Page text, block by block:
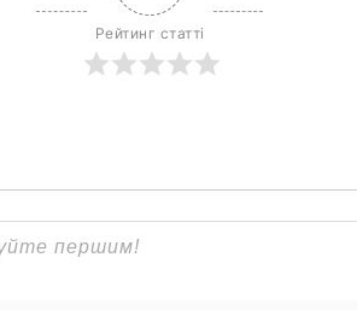
Рейтинг статті